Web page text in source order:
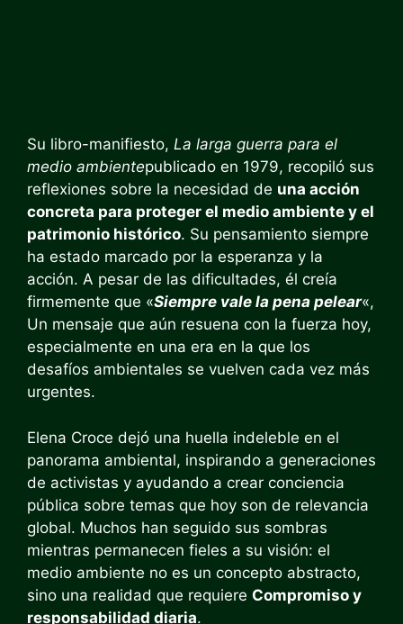
Su libro-manifiesto, La larga guerra para el
medio ambientepublicado en 1979, recopiló sus
reflexiones sobre la necesidad de una acción
concreta para proteger el medio ambiente y el
patrimonio histórico. Su pensamiento siempre
ha estado marcado por la esperanza y la
acción. A pesar de las dificultades, él creía
firmemente que «Siempre vale la pena pelear«,
Un mensaje que aún resuena con la fuerza hoy,
especialmente en una era en la que los
desafíos ambientales se vuelven cada vez más
urgentes.
Elena Croce dejó una huella indeleble en el
panorama ambiental, inspirando a generaciones
de activistas y ayudando a crear conciencia
pública sobre temas que hoy son de relevancia
global. Muchos han seguido sus sombras
mientras permanecen fieles a su visión: el
medio ambiente no es un concepto abstracto,
sino una realidad que requiere Compromiso y
responsabilidad diaria.